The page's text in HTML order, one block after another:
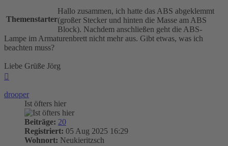
Themenstarter
Hallo zusammen, ich hatte das ABS abgeklemmt
(großer Stecker und hinten die Masse am ABS
Block). Nachdem anschließen geht die ABS-
Lampe im Armaturenbrett nicht mehr aus. Gibt etwas, was ich
beachten muss?
Liebe Grüße Jörg
drooper
Ist öfters hier
Beiträge: 20
Registriert: 05 Aug 2025 16:29
Wohnort: Neukieritzsch